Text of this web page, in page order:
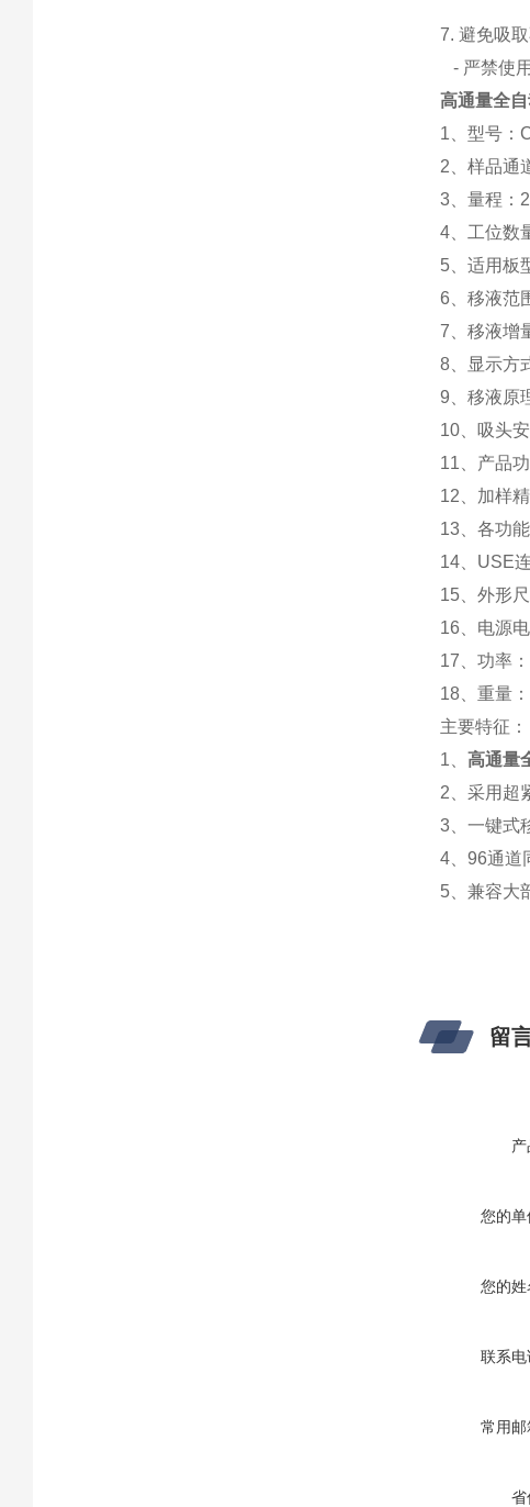
7. 避免吸
- 严禁使
高通量全
1、型号：
2、样品通
3、量程：
4、工位数
5、适用板
6、移液范
7、移液增
8、显示方
9、移液原
10、吸头
11、产品
12、加样
13、各功
14、USE
15、外形
16、电源
17、功率
18、重量
主要特征：
1、高通量
2、采用超
3、一键式
4、96通道
5、兼容大
留
产
您的单
您的姓
联系电
常用邮
省